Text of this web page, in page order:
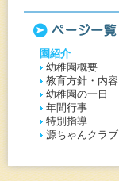
ページ一覧
園紹介
幼稚園概要
教育方針・内容
幼稚園の一日
年間行事
特別指導
源ちゃんクラブ